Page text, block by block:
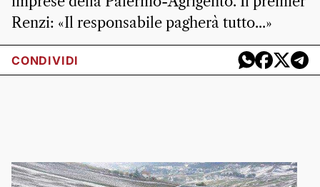
Renzi: «Il responsabile pagherà tutto...»
CONDIVIDI